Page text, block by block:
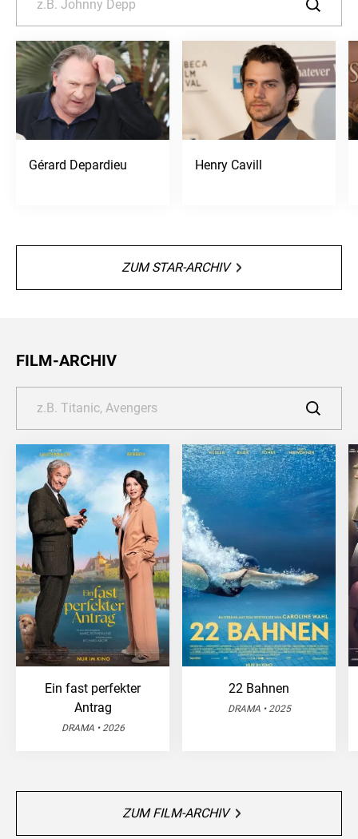
Gérard Depardieu Henry Cavill
ZUM STAR-ARCHIV
FILM-ARCHIV
Ein fast perfekter
Antrag
DRAMA • 2026
22 Bahnen
DRAMA • 2025
ZUM FILM-ARCHIV